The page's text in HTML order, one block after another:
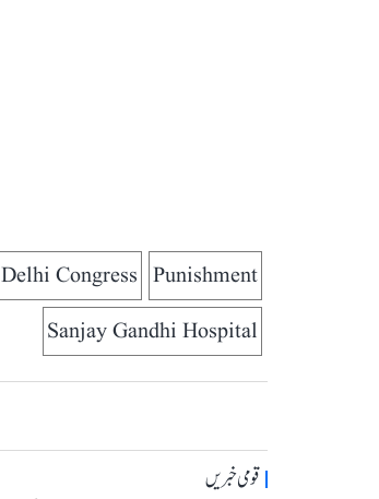
Punishment
Delhi Congress
Sanjay Gandhi Hospital
قومی خبریں